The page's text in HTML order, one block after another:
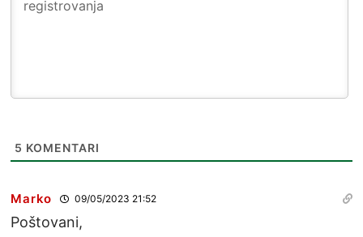
5 KOMENTARI
Marko 09/05/2023 21:52
Poštovani,